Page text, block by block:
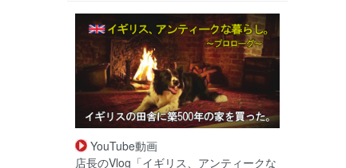
YouTube動画
店長のVlog「イギリス、アンティークな